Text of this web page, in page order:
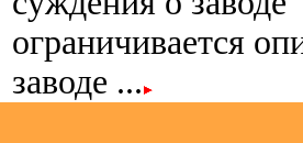
ограничивается
заводе ...